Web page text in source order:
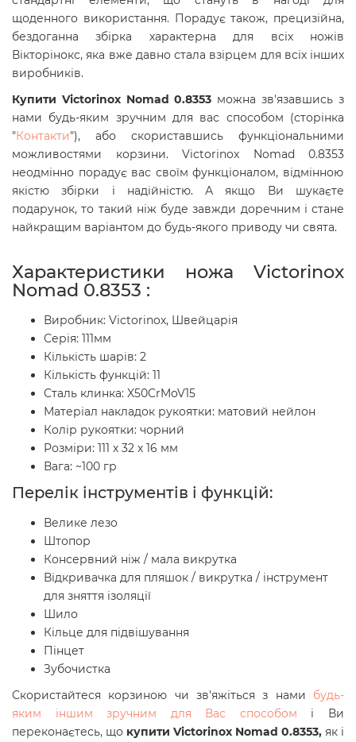
щоденного використання. Порадує також, прецизійна,
бездоганна збірка характерна для всіх ножів
Вікторінокс, яка вже давно стала взірцем для всіх інших
виробників.
Купити Victorinox Nomad 0.8353 можна зв'язавшись з
нами будь-яким зручним для вас способом (сторінка
"Контакти"), або скориставшись функціональними
можливостями корзини. Victorinox Nomad 0.8353
неодмінно порадує вас своїм функціоналом, відмінною
якістю збірки і надійністю. А якщо Ви шукаєте
подарунок, то такий ніж буде завжди доречним і стане
найкращим варіантом до будь-якого приводу чи свята.
Характеристики ножа Victorinox
Nomad 0.8353 :
Виробник: Victorinox, Швейцарія
Серія: 111мм
Кількість шарів: 2
Кількість функцій: 11
Сталь клинка: X50CrMoV15
Матеріал накладок рукоятки: матовий нейлон
Колір рукоятки: чорний
Розміри: 111 х 32 х 16 мм
Вага: ~100 гр
Перелік інструментів і функцій:
Велике лезо
Штопор
Консервний ніж / мала викрутка
Відкривачка для пляшок / викрутка / інструмент
для зняття ізоляції
Шило
Кільце для підвішування
Пінцет
Зубочистка
Скористайтеся корзиною чи зв'яжіться з нами будь-
яким іншим зручним для Вас способом і Ви
переконаєтесь, що купити Victorinox Nomad 0.8353, як і